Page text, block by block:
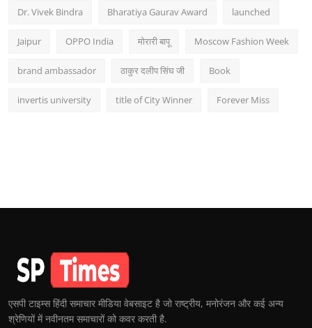
Dr. Vivek Bindra Bharatiya Gaurav Award launched
Jaipur OPPO India मोरारी बापू Moscow Fashion Week
brand ambassador ठाकुर दलीप सिंघ जी Book
invertis university title of City Winner Forever Miss
एसपी टाइम्स हिंदी समाचार मीडिया वेबसाइट है जो राष्ट्रीय, मनोरंजन और कई अन्य
श्रेणियों में नवीनतम समाचारों को कवर करती है.